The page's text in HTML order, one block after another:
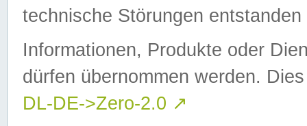
technische Störungen
Informationen, Produkte oder
dürfen übernommen werden.
DL-DE->Zero-2.0 ↗